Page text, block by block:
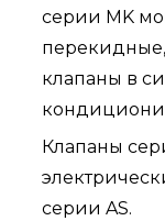
серии MK
клапаны в
Клапаны
серии AS.